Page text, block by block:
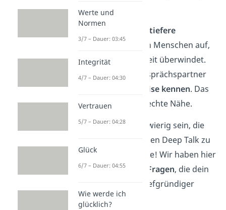
Talk ehrlich teilst.
tiefere
Verbindung
zu anderen Menschen auf,
die jede Oberflächlichkeit überwindet.
So lernst du deinen Gesprächspartner
auf eine völlig
neue Weise kennen. Das
schafft Vertrauen und echte Nähe.
Manchmal kann es schwierig sein, die
richtigen Fragen für einen Deep Talk zu
finden. Aber keine Sorge! Wir haben hier
für dich 100 Deep Talk Fragen, die dein
Gespräch um einiges tiefgründiger
machen.
Werte und
Normen
3/7 – Dauer: 03:45
Integrität
4/7 – Dauer: 04:30
Vertrauen
5/7 – Dauer: 04:28
Glück
6/7 – Dauer: 04:55
Wie werde ich
glücklich?